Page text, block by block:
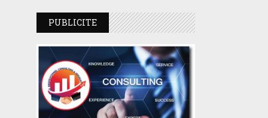
PUBLICITE